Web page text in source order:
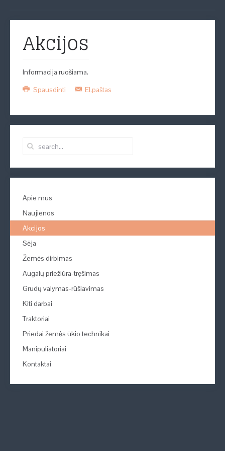
Akcijos
Informacija ruošiama.
Spausdinti
El.paštas
Apie mus
Naujienos
Akcijos
Sėja
Žemės dirbimas
Augalų priežiūra-tręšimas
Grudų valymas-rūšiavimas
Kiti darbai
Traktoriai
Priedai žemės ūkio technikai
Manipuliatoriai
Kontaktai